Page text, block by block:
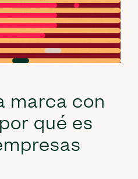
marca con
qué es